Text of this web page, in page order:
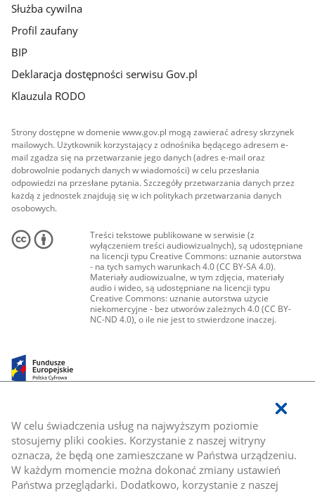
W celu świadczenia usług na najwyższym poziomie
stosujemy pliki cookies. Korzystanie z naszej witryny
oznacza, że będą one zamieszczane w Państwa urządzeniu.
W każdym momencie można dokonać zmiany ustawień
Państwa przeglądarki. Dodatkowo, korzystanie z naszej
Służba cywilna
Profil zaufany
BIP
Deklaracja dostępności serwisu Gov.pl
Klauzula RODO
Strony dostępne w domenie www.gov.pl mogą zawierać adresy skrzynek
mailowych. Użytkownik korzystający z odnośnika będącego adresem e-
mail zgadza się na przetwarzanie jego danych (adres e-mail oraz
dobrowolnie podanych danych w wiadomości) w celu przesłania
odpowiedzi na przesłane pytania. Szczegóły przetwarzania danych przez
każdą z jednostek znajdują się w ich politykach przetwarzania danych
osobowych.
Treści tekstowe publikowane w serwisie (z
wyłączeniem treści audiowizualnych), są udostępniane
na licencji typu Creative Commons: uznanie autorstwa
- na tych samych warunkach 4.0 (CC BY-SA 4.0).
Materiały audiowizualne, w tym zdjęcia, materiały
audio i wideo, są udostępniane na licencji typu
Creative Commons: uznanie autorstwa użycie
niekomercyjne - bez utworów zależnych 4.0 (CC BY-
NC-ND 4.0), o ile nie jest to stwierdzone inaczej.